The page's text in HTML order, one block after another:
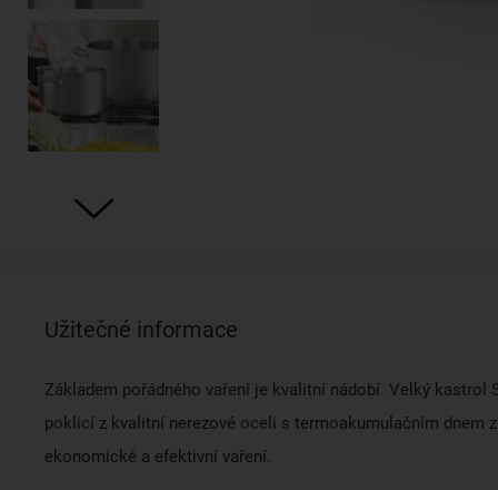
Užitečné informace
Základem pořádného vaření je kvalitní nádobí. Velký kastrol
poklicí z kvalitní nerezové oceli s termoakumulačním dnem
ekonomické a efektivní vaření.